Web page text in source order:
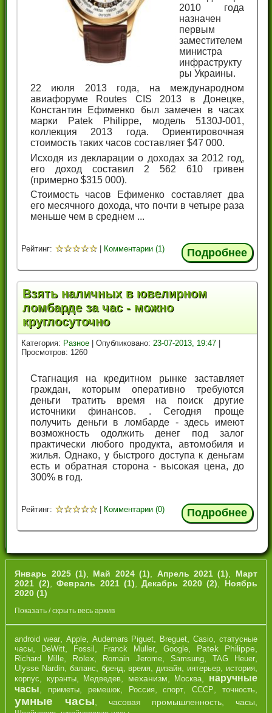
2010 года
назначен
первым
заместителем
министра
инфраструкту
ры Украины.
22 июля 2013 года, на международном
авиафоруме Routes CIS 2013 в Донецке,
Константин Ефименко был замечен в часах
марки Patek Philippe, модель 5130J-001,
коллекция 2013 года. Ориентировочная
стоимость таких часов составляет $47 000.
Исходя из декларации о доходах за 2012 год,
его доход составил 2 562 610 гривен
(примерно $315 000).
Стоимость часов Ефименко составляет два
его месячного дохода, что почти в четыре раза
меньше чем в среднем ...
Рейтинг: ☆☆☆☆☆ Комментарии (1) Подробнее
Взять наличных в ювелирном
ломбарде за час - можно
круглосуточно
Категория: Разное | Опубликовано: 23-07-2013, 19:47 |
Просмотров: 1260
Стагнация на кредитном рынке заставляет
граждан, которым оперативно требуются
деньги тратить время на поиск другие
источники финансов. . Сегодня проще
получить деньги в ломбарде - здесь имеют
возможность одолжить денег под залог
практически любого продукта, автомобиля и
жилья. Однако, у быстрого доступа к деньгам
есть и обратная сторона - высокая цена, до
300% в год.
Рейтинг: ☆☆☆☆☆ | Комментарии (0) Подробнее
Январь 2025 (1) Май 2024 (1) Апрель 2021 (1)
Март
2021 (2) ,Февраль 2021 (1) ,Декабрь 2020 (2)
Ноябрь
2020 (1)
Показать / скрыть весь архив
android wear Apple, Audemars Piguet Breguet Casio, cтатусные
часы
DeWitt Fossil Franck Muller, Google, Patek Philippe
Richard Mille Rolex Romain Jerome, Samsung, TAG Heuer,
Ulysse Nardin баланс бренд время дизайн интерьер, история,
корпус куранты, Медведев механизм Москва
наручные
часы
приметы ремешок, Россия,спорт СССР точность,
умные часы часовая промышленность часы